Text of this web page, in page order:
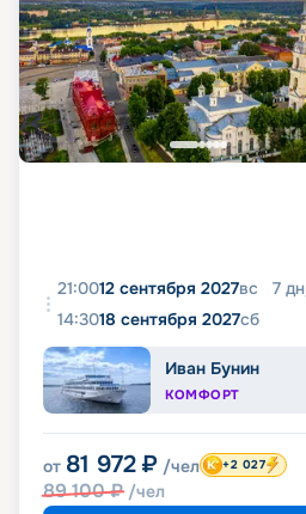
21:0012 сентября 2027вс 7 дн
14:3018 сентября 2027сб
Иван Бунин
КОМФОРТ
от 81 972 ₽ /чел
89 100₽ /чел
+2 027